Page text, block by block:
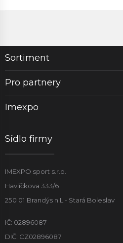
Sortiment
Pro partnery
Imexpo
Sídlo firmy
IMEXPO sport s.r.o.
Havlíčkova 333/6
250 01 Brandýs n.L - Stará Boleslav
IČ: 02896087
DIČ: CZ02896087